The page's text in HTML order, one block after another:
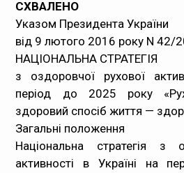
СХВАЛЕНО
Указом Президента України
від 9 лютого 2016 року N 42/
НАЦІОНАЛЬНА СТРАТЕГІЯ
з оздоровчої рухової
період до 2025 року
здоровий спосіб життя —
Загальні положення
Національна стратегія з
активності в Україні на